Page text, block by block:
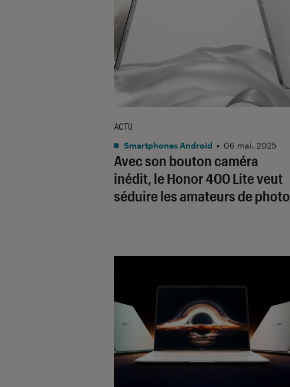
Avec son bouton caméra
inédit, le Honor 400 Lite veut
séduire les amateurs de photo
ACTU
Smartphones Android • 06 mai. 2025